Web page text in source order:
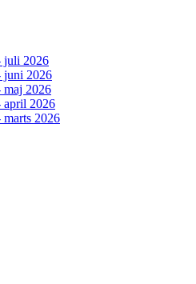
juli 2026
juni 2026
maj 2026
april 2026
marts 2026